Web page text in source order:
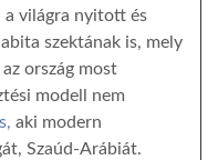
a világra nyitott és
szektának is, mely
ország most
modell nem
aki modern
Szaúd-Arábiát.